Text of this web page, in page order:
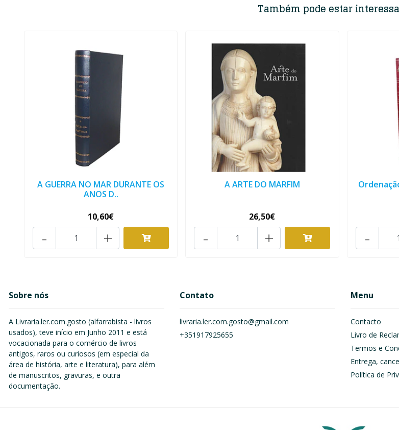
Também pode estar
A GUERRA NO MAR DURANTE OS
ANOS D..
10,60€
+
-
A ARTE DO MARFIM
26,50€
+
- -
Sobre nós
A Livraria.ler.com.gosto (alfarrabista - livros
usados), teve início em Junho 2011 e está
vocacionada para o comércio de livros
antigos, raros ou curiosos (em especial da
área de história, arte e literatura), para além
de manuscritos, gravuras, e outra
documentação.
Contato
livraria.ler.com.gosto@gmail.com
+351917925655
Menu
Contacto
Livro de
Termos e
Entrega,
Política de